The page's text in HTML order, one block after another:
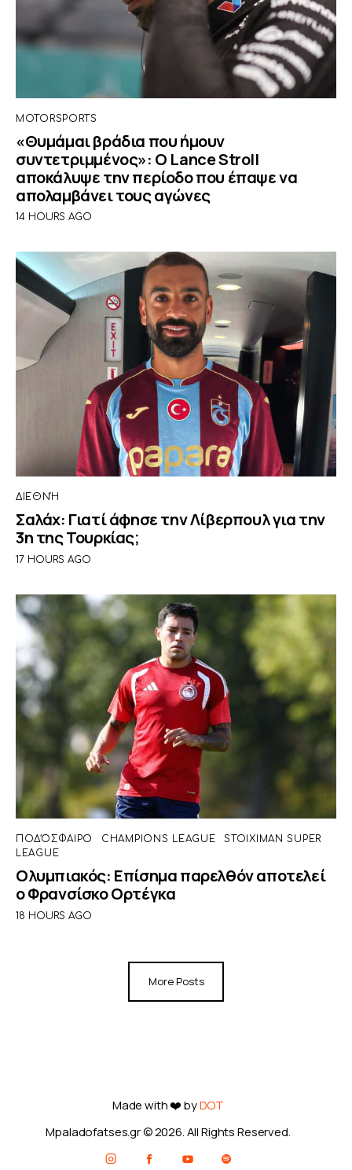
MOTORSPORTS
«Θυμάμαι βράδια που ήμουν
συντετριμμένος»: O Lance Stroll
αποκάλυψε την περίοδο που έπαψε να
απολαμβάνει τους αγώνες
14 HOURS AGO
ΔΙΕΘΝΉ
Σαλάχ: Γιατί άφησε την Λίβερπουλ για την
3η της Τουρκίας;
17 HOURS AGO
ΠΟΔΌΣΦΑΙΡΟ CHAMPIONS LEAGUE
STOIXIMAN SUPER
LEAGUE
Ολυμπιακός: Επίσημα παρελθόν αποτελεί
ο Φρανσίσκο Ορτέγκα
18 HOURS AGO
More Posts
Made with ❤️ byDOT
Mpaladofatses.gr © 2026. All Rights Reserved.